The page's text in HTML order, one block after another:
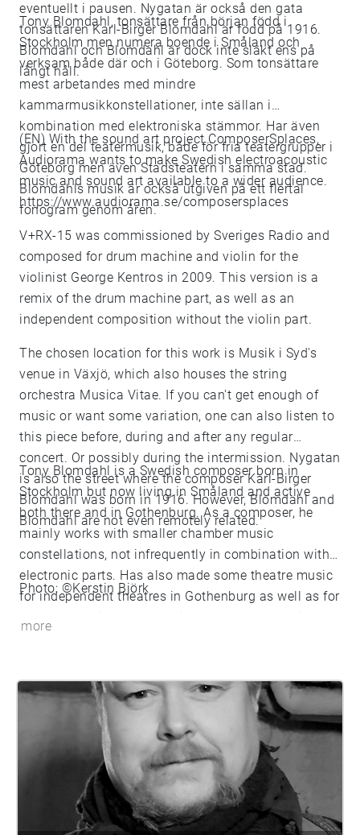
eventuellt i pausen. Nygatan är också den gata
tonsättaren Karl-Birger Blomdahl är född på 1916.
Blomdahl och Blomdahl är dock inte släkt ens på
långt håll.
Tony Blomdahl, tonsättare från början född i
Stockholm men numera boende i Småland och
verksam både där och i Göteborg. Som tonsättare
mest arbetandes med mindre
kammarmusikkonstellationer, inte sällan i
kombination med elektroniska stämmor. Har även
gjort en del teatermusik, både för fria teatergrupper i
Göteborg men även Stadsteatern i samma stad.
Blomdahls musik är också utgiven på ett flertal
fonogram genom åren.
(EN) With the sound art project ComposerSplaces,
Audiorama wants to make Swedish electroacoustic
music and sound art available to a wider audience.
https://www.audiorama.se/composersplaces
V+RX-15 was commissioned by Sveriges Radio and
composed for drum machine and violin for the
violinist George Kentros in 2009. This version is a
remix of the drum machine part, as well as an
independent composition without the violin part.
The chosen location for this work is Musik i Syd's
venue in Växjö, which also houses the string
orchestra Musica Vitae. If you can't get enough of
music or want some variation, one can also listen to
this piece before, during and after any regular
concert. Or possibly during the intermission. Nygatan
is also the street where the composer Karl-Birger
Blomdahl was born in 1916. However, Blomdahl and
Blomdahl are not even remotely related.
Tony Blomdahl is a Swedish composer born in
Stockholm but now living in Småland and active
both there and in Gothenburg. As a composer, he
mainly works with smaller chamber music
constellations, not infrequently in combination with
electronic parts. Has also made some theatre music
for independent theatres in Gothenburg as well as for
Stadsteatern in the same city. Blomdahl's music has
Photo: ©Kerstin Björk
more